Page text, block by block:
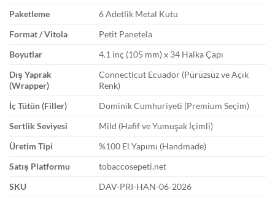
Paketleme
6 Adetlik Metal Kutu
Format / Vitola
Petit Panetela
Boyutlar
4.1 inç (105 mm) x 34 Halka Çapı
Dış Yaprak
(Wrapper)
Connecticut Ecuador (Pürüzsüz ve Açık
Renk)
İç Tütün (Filler)
Dominik Cumhuriyeti (Premium Seçim)
Sertlik Seviyesi
Mild (Hafif ve Yumuşak İçimli)
Üretim Tipi
%100 El Yapımı (Handmade)
Satış Platformu
tobaccosepeti.net
SKU
DAV-PRI-HAN-06-2026